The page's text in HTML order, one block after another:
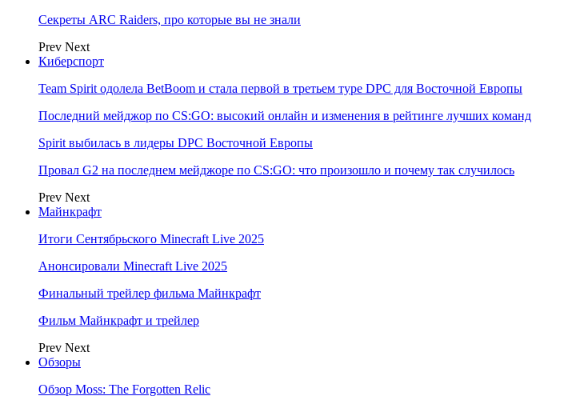
Секреты ARC Raiders, про которые вы не знали
Prev Next
Киберспорт
Team Spirit одолела BetBoom и стала первой в третьем туре DPC для Восточной Европы
Последний мейджор по CS:GO: высокий онлайн и изменения в рейтинге лучших команд
Spirit выбилась в лидеры DPC Восточной Европы
Провал G2 на последнем мейджоре по CS:GO: что произошло и почему так случилось
Prev Next
Майнкрафт
Итоги Сентябрьского Minecraft Live 2025
Анонсировали Minecraft Live 2025
Финальный трейлер фильма Майнкрафт
Фильм Майнкрафт и трейлер
Prev Next
Обзоры
Обзор Moss: The Forgotten Relic